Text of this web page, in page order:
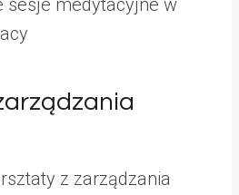
z zarządzania